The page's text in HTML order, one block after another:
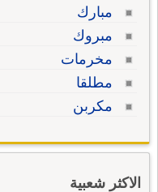
مبارك
مبروك
مخرمات
مطلقا
مكربن
الاكثر شعبية